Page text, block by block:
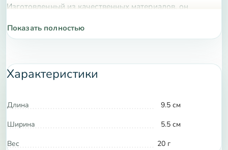
Изготовленный из качественных материалов, он
Приобретая наш магнит, вы получаете надежное и
упустите возможность улучшить организацию своего
пространства. Закажите магнит прямо сейчас и оцените
Показать полностью
Характеристики
Длина
9.5 см
Ширина
5.5 см
Вес
20 г